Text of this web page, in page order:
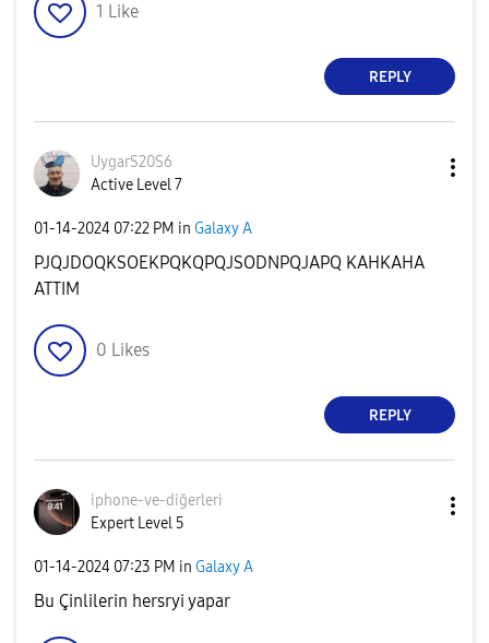
1 Like
REPLY
UygarS20S6
Active Level 7
‎01-14-2024 07:22 PM in Galaxy A
PJQJDOQKSOEKPQKQPQJSODNPQJAPQ KAHKAHA
ATTIM
0 Likes
REPLY
iphone-ve-diğerleri
Expert Level 5
‎01-14-2024 07:23 PM in Galaxy A
Bu Çinlilerin hersryi yapar